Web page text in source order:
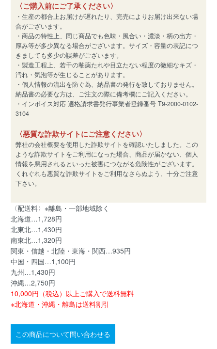
〈ご購入前にご了承ください〉
・生産の都合上お届けが遅れたり、完売によりお届け出来ない場
合がございます。
・商品の特性上、同じ商品でも色味・風合い・濃淡・柄の出方・
厚み等が多少異なる場合がございます。サイズ・容量の表記につ
きましても多少の誤差がございます。
・製造工程上、若干の釉薬たれや目立たない程度の微細なキズ・
汚れ・気泡等が生じることがあります。
・個人情報の流出を防ぐ為、納品書の発行を致しておりません。
納品書の必要な方は、ご注文の際に備考欄にご記入ください。
・インボイス対応 適格請求書発行事業者登録番号 T9-2000-0102-
3104
〈悪質な詐欺サイトにご注意ください〉
弊社の会社概要を使用した詐欺サイトを確認いたしました。この
ような詐欺サイトをご利用になった場合、商品が届かない、個人
情報を悪用されるといった被害につながる危険性がございます。
くれぐれも悪質な詐欺サイトをご利用なさらぬよう、十分ご注意
下さい。
〈配送料〉※離島・一部地域除く
北海道…1,728円
北東北…1,430円
南東北…1,320円
関東・信越・北陸・東海・関西…935円
中国・四国…1,100円
九州…1,430円
沖縄…2,750円
10,000円（税込）以上ご購入で送料無料
※北海道・沖縄・離島は送料割引
この商品について問い合わせる